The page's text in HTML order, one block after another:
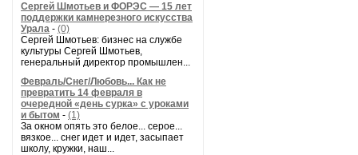
Сергей Шмотьев и ФОРЭС — 15 лет
поддержки камнерезного искусства
Урала - (0)
Сергей Шмотьев: бизнес на службе
культуры Сергей Шмотьев,
генеральный директор промышлен...
Февраль/Снег/Любовь... Как не
превратить 14 февраля в
очередной «день сурка» с уроками
и бытом - (1)
За окном опять это белое... серое...
вязкое... снег идет и идет, засыпает
школу, кружки, наш...